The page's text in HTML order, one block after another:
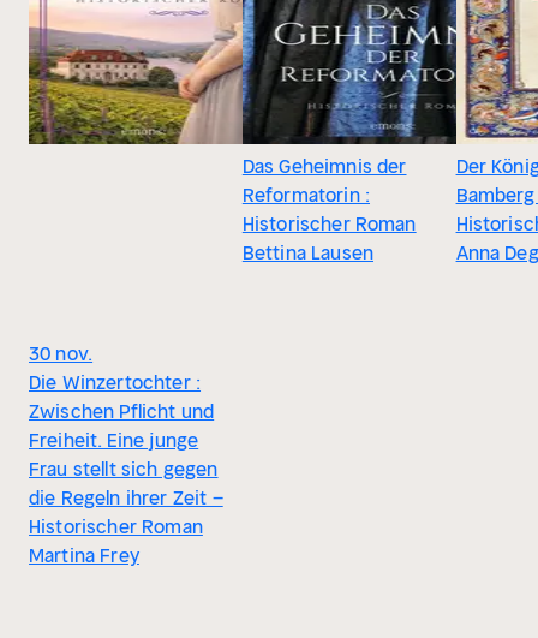
30 nov.
Die Winzertochter :
Zwischen Pflicht und
Freiheit. Eine junge
Frau stellt sich gegen
die Regeln ihrer Zeit –
Historischer Roman
Martina Frey
Das Geheimnis der
Reformatorin :
Historischer Roman
Bettina Lausen
Der
Anna